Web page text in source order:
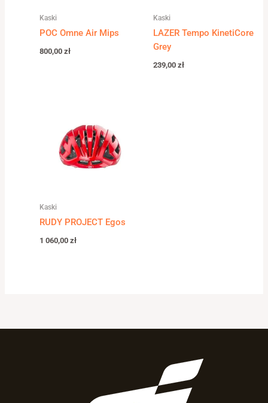
Kaski
POC Omne Air Mips
800,00zł
Kaski
LAZER Tempo KinetiCore
Grey
239,00 zł
Kaski
RUDY PROJECT Egos
1 060,00zł